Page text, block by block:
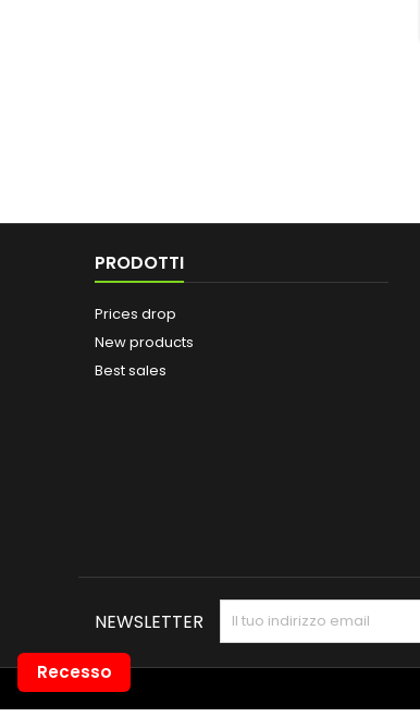
PRODOTTI
Prices drop
New products
Best sales
NEWSLETTER
Recesso